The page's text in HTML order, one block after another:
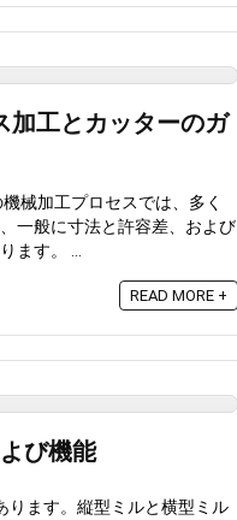
加工とカッターのガ
械加工プロセスでは、多く
一般に寸法と許容差、および
ます。 ...
READ MORE +
び機能
ります。縦型ミルと横型ミル